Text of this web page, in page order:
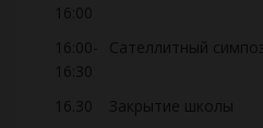
16:00
16:00-
16:30
Сателлитный
16.30 Закрытие школы